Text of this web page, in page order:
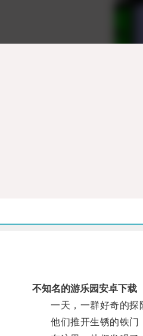
不知名的游乐园安卓下载
一天，一群好奇的探险
他们推开生锈的铁门